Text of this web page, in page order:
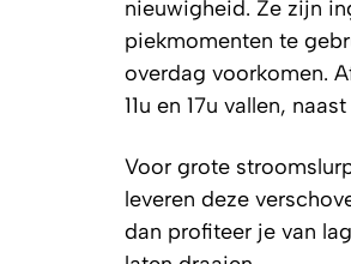
nieuwigheid. Ze zijn
piekmomenten te
overdag voorkomen.
11u en 17u vallen,
Voor grote
leveren deze
dan profiteer je van